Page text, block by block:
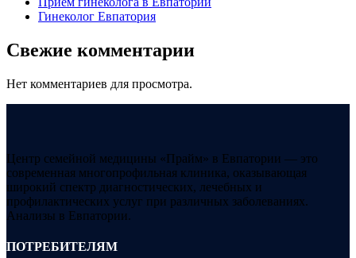
Гинеколог Евпатория
Свежие комментарии
Нет комментариев для просмотра.
Центр семейной медицины «Прайм» в Евпатории — это
современная многопрофильная клиника, оказывающая
широкий спектр диагностических, лечебных и
профилактических услуг при различных заболеваниях.
Анализы в Евпатории.
ПОТРЕБИТЕЛЯМ